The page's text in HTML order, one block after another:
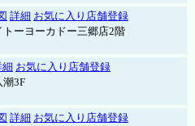
詳細 お気に入り店舗登録
ーヨーカドー三郷店2階
細 お気に入り店舗登録
潮3F
詳細 お気に入り店舗登録